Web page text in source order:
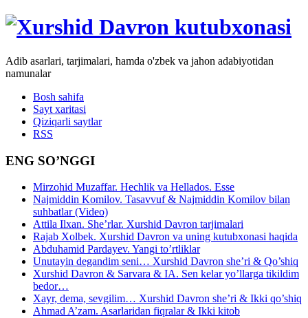
Adib asarlari, tarjimalari, hamda o'zbek va jahon adabiyotidan
namunalar
Bosh sahifa
Sayt xaritasi
Qiziqarli saytlar
RSS
ENG SO’NGGI
Mirzohid Muzaffar. Hechlik va Hellados. Esse
Najmiddin Komilov. Tasavvuf & Najmiddin Komilov bilan
suhbatlar (Video)
Attila Ilxan. She’rlar. Xurshid Davron tarjimalari
Rajab Xolbek. Xurshid Davron va uning kutubxonasi haqida
Abduhamid Pardayev. Yangi to’rtliklar
Unutayin degandim seni… Xurshid Davron she’ri & Qo’shiq
Xurshid Davron & Sarvara & IA. Sen kelar yo’llarga tikildim
bedor…
Xayr, dema, sevgilim… Xurshid Davron she’ri & Ikki qo’shiq
Ahmad A’zam. Asarlaridan fiqralar & Ikki kitob